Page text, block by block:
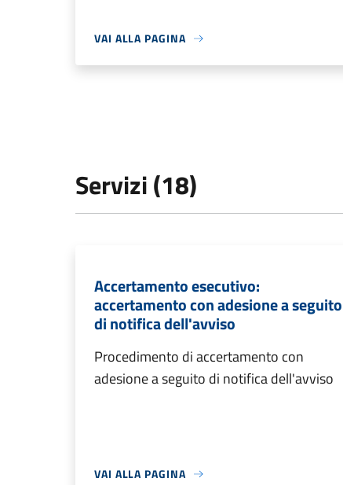
VAI ALLA PAGINA
Servizi (18)
Accertamento esecutivo:
accertamento con adesione a seguito
di notifica dell'avviso
Procedimento di accertamento con
adesione a seguito di notifica dell'avviso
VAI ALLA PAGINA